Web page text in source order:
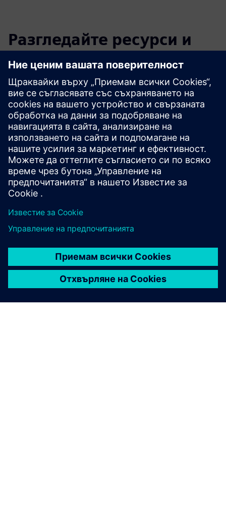
Разгледайте ресурси и
свързани продукти
Допълнителна информация и
ресурси
Информационен лист: Шкаф за дим тип пейка
Уебсайт: Köttermann - Шкаф за дим тип пейка
Предпоставки